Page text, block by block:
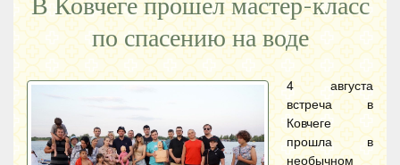
В Ковчеге прошел мастер-класс
по спасению на воде
4 августа
встреча в
Ковчеге
прошла в
необычном